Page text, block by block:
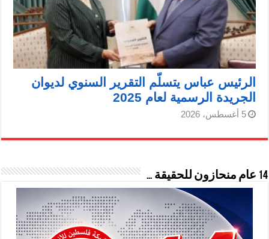
الرئيس عباس يتسلّم التقرير السنوي لديوان
الجريدة الرسمية لعام 2025
5 أغسطس، 2026
14 عام منحازون للحقيقة …